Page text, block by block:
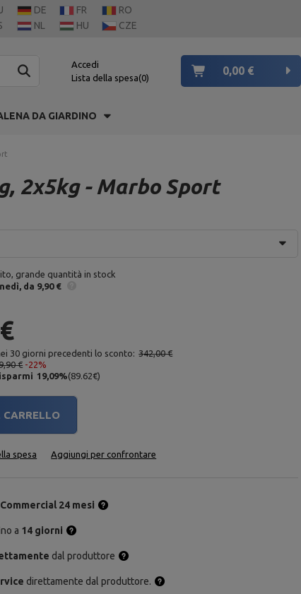
DE FR
RO
NL HU CZE
Accedi
Lista della spesa 0
0,00 €
DA GIARDINO
2x5kg - Marbo Sport
grande quantità in stock
da 9,90 €
30 giorni precedenti lo sconto: 342,00 €
€ -22%
19,09%(89.62€)
CARRELLO
spesa Aggiungi per confrontare
24 mesi
a 14 giorni
dal produttore
direttamente dal produttore.